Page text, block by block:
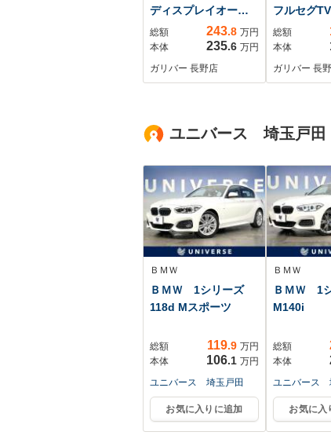
ディスプレイオーデ
ィオ バックカメ
ラ ビルトイン
ETC レーダークル
スト オートブレー
ーナーセンサー 純
正16インチAW
総額 243.8 万円
本体
235.6 万円
ガリバー 長野店
フルセグ
カメラ 両
スライド
被害軽減
トキー レ
ト ETC
総額
本体
ガリバー 長
ユニバース 埼玉戸田
ＢＭＷ
ＢＭＷ 1シリーズ
118d Mスポーツ
総額 119.9 万円
本体
106.1 万円
ユニバース 埼玉戸田
お気に入りに追加
ＢＭＷ
ＢＭＷ 1
M140i
総額
本体
ユニバース
お気に入